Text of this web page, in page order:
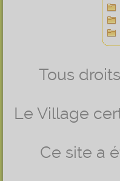
Tous
Le Village
Ce site a